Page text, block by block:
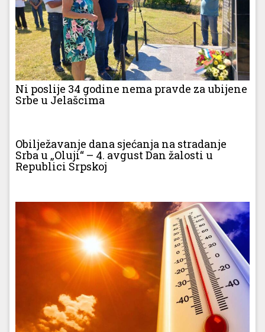
Ni poslije 34 godine nema pravde za ubijene
Srbe u Jelašcima
Obilježavanje dana sjećanja na stradanje
Srba u „Oluji“ – 4. avgust Dan žalosti u
Republici Srpskoj